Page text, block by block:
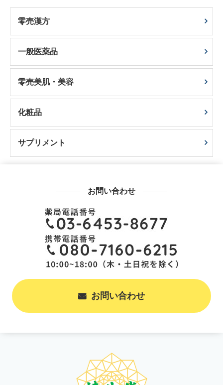
零売漢方
一般医薬品
零売美肌・美容
化粧品
サプリメント
お問い合わせ
お問い合わせ